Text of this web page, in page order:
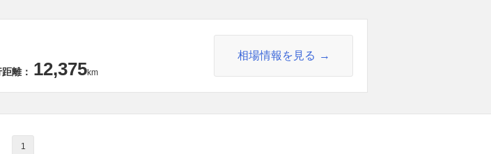
離： 12,375km
相場情報を見る
1